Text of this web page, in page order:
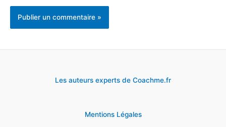
Les auteurs experts de Coachme.fr
Mentions Légales